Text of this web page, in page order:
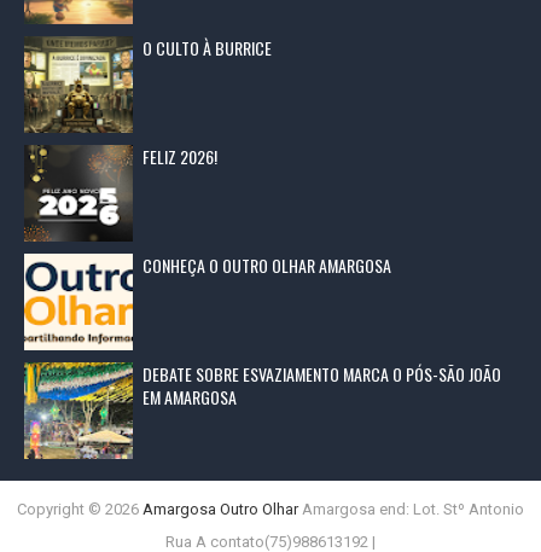
O CULTO À BURRICE
FELIZ 2026!
CONHEÇA O OUTRO OLHAR AMARGOSA
DEBATE SOBRE ESVAZIAMENTO MARCA O PÓS-SÃO JOÃO
EM AMARGOSA
Copyright © 2026 Amargosa Outro OlharAmargosa end: Lot. Stº Antonio
Rua A contato(75)988613192 |